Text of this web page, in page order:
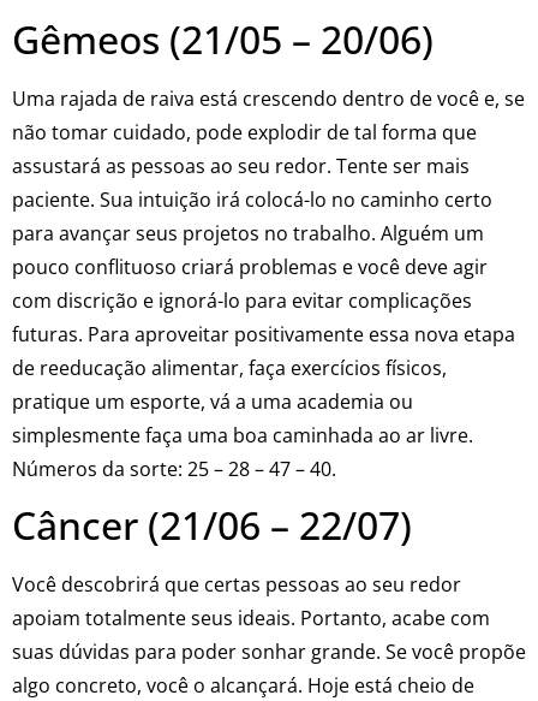
Gêmeos (21/05 – 20/06)
Uma rajada de raiva está crescendo dentro de você e, se
não tomar cuidado, pode explodir de tal forma que
assustará as pessoas ao seu redor. Tente ser mais
paciente. Sua intuição irá colocá-lo no caminho certo
para avançar seus projetos no trabalho. Alguém um
pouco conflituoso criará problemas e você deve agir
com discrição e ignorá-lo para evitar complicações
futuras. Para aproveitar positivamente essa nova etapa
de reeducação alimentar, faça exercícios físicos,
pratique um esporte, vá a uma academia ou
simplesmente faça uma boa caminhada ao ar livre.
Números da sorte: 25 – 28 – 47 – 40.
Câncer (21/06 – 22/07)
Você descobrirá que certas pessoas ao seu redor
apoiam totalmente seus ideais. Portanto, acabe com
suas dúvidas para poder sonhar grande. Se você propõe
algo concreto, você o alcançará. Hoje está cheio de